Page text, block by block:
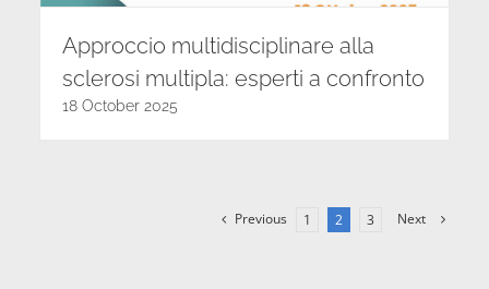
Approccio multidisciplinare alla
sclerosi multipla: esperti a confronto
18 October 2025
Previous 1 2 3 Next